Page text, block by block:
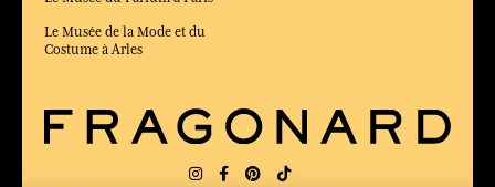
Le Musée de la Mode et du
Costume à Arles